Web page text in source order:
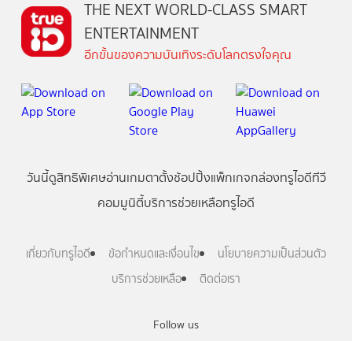
Follow us
THE NEXT WORLD-CLASS SMART
ENTERTAINMENT
อีกขั้นของความบันเทิงระดับโลกตรงใจคุณ
วันนี้ดูสิทธิพิเศษอ่านเกมตาตั้งช้อปปิ้งแพ็กเกจกล่องทรูไอดีทีวี
คอมมูนิตี้บริการช่วยเหลือทรูไอดี
เกี่ยวกับทรูไอดี ข้อกำหนดและเงื่อนไข
นโยบายความเป็นส่วนตัว
บริการช่วยเหลือ
ติดต่อเรา